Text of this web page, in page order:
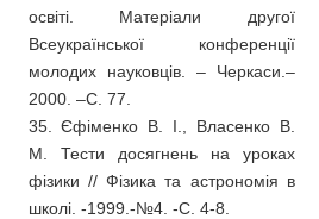
освіті. Матеріали другої
Всеукраїнської конференції
молодих науковців. – Черкаси.–
2000. –С. 77.
35. Єфіменко В. І., Власенко В.
М. Тести досягнень на уроках
фізики // Фізика та астрономія в
школі. -1999.-№4. -С. 4-8.